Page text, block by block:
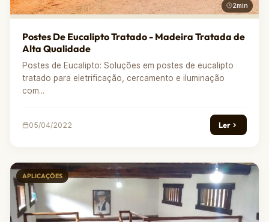
2min
Postes De Eucalipto Tratado - Madeira Tratada de
Alta Qualidade
Postes de Eucalipto: Soluções em postes de eucalipto
tratado para eletrificação, cercamento e iluminação
com...
05/04/2022 Ler
APLICAÇÕES